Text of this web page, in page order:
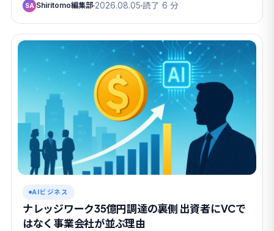
SA Shiritomo編集部 2026.08.05 読了 6 分
AIビジネス
ナレッジワーク35億円調達の裏側 出資者にVCで
はなく事業会社が並ぶ理由